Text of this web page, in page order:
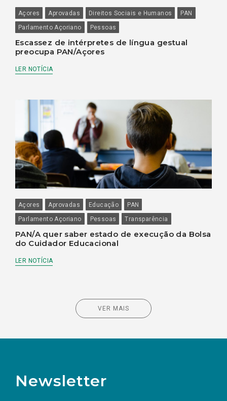
Açores Aprovadas Direitos Sociais e Humanos
PAN
Parlamento Açoriano
Pessoas
Escassez de intérpretes de língua gestual
preocupa PAN/Açores
LER NOTÍCIA
Açores Aprovadas Educação
PAN
Parlamento Açoriano
Pessoas Transparência
PAN/A quer saber estado de execução da Bolsa
do Cuidador Educacional
LER NOTÍCIA
VER MAIS
Newsletter